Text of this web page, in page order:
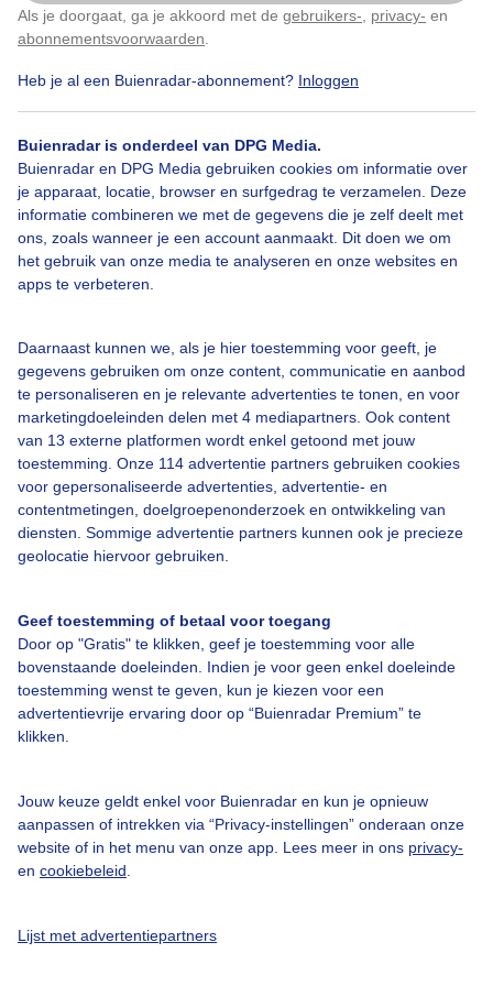
Als je doorgaat, ga je akkoord met de gebruikers- privacy- en
abonnementsvoorwaarden
Heb je al een Buienradar-abonnement? Inloggen
Buienradar is onderdeel van DPG Media.
Buienradar en DPG Media gebruiken cookies om informatie over
je apparaat, locatie, browser en surfgedrag te verzamelen. Deze
informatie combineren we met de gegevens die je zelf deelt met
ons, zoals wanneer je een account aanmaakt. Dit doen we om
het gebruik van onze media te analyseren en onze websites en
apps te verbeteren.
Daarnaast kunnen we, als je hier toestemming voor geeft, je
gegevens gebruiken om onze content, communicatie en aanbod
te personaliseren en je relevante advertenties te tonen, en voor
marketingdoeleinden delen met 4 mediapartners. Ook content
van 13 externe platformen wordt enkel getoond met jouw
toestemming. Onze 114 advertentie partners gebruiken cookies
voor gepersonaliseerde advertenties, advertentie- en
contentmetingen, doelgroepenonderzoek en ontwikkeling van
diensten. Sommige advertentie partners kunnen ook je precieze
geolocatie hiervoor gebruiken.
Geef toestemming of betaal voor toegang
Door op "Gratis" te klikken, geef je toestemming voor alle
bovenstaande doeleinden. Indien je voor geen enkel doeleinde
toestemming wenst te geven, kun je kiezen voor een
advertentievrije ervaring door op “Buienradar Premium” te
klikken.
Jouw keuze geldt enkel voor Buienradar en kun je opnieuw
aanpassen of intrekken via “Privacy-instellingen” onderaan onze
website of in het menu van onze app. Lees meer in ons privacy-
en cookiebeleid
Lijst met advertentiepartners
#ripwolken Zon Wolken
Bekijk slideshow
Over Buienradar
Bedrijfsgegevens
Contact
Toegankelijkheid
Gebruikersvoorwaarden
Adverteren
Privacy beleid
Cookie beleid
Klik hierom dit aan te passen